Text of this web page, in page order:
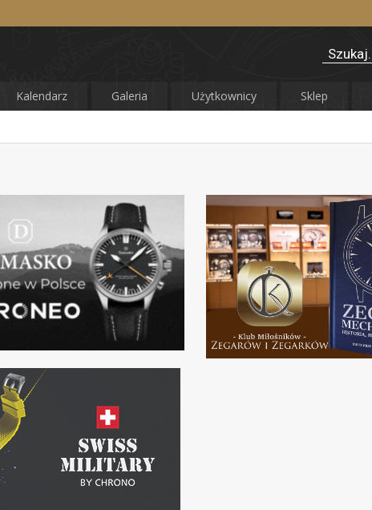
Kalendarz Galeria Użytkownicy Sklep